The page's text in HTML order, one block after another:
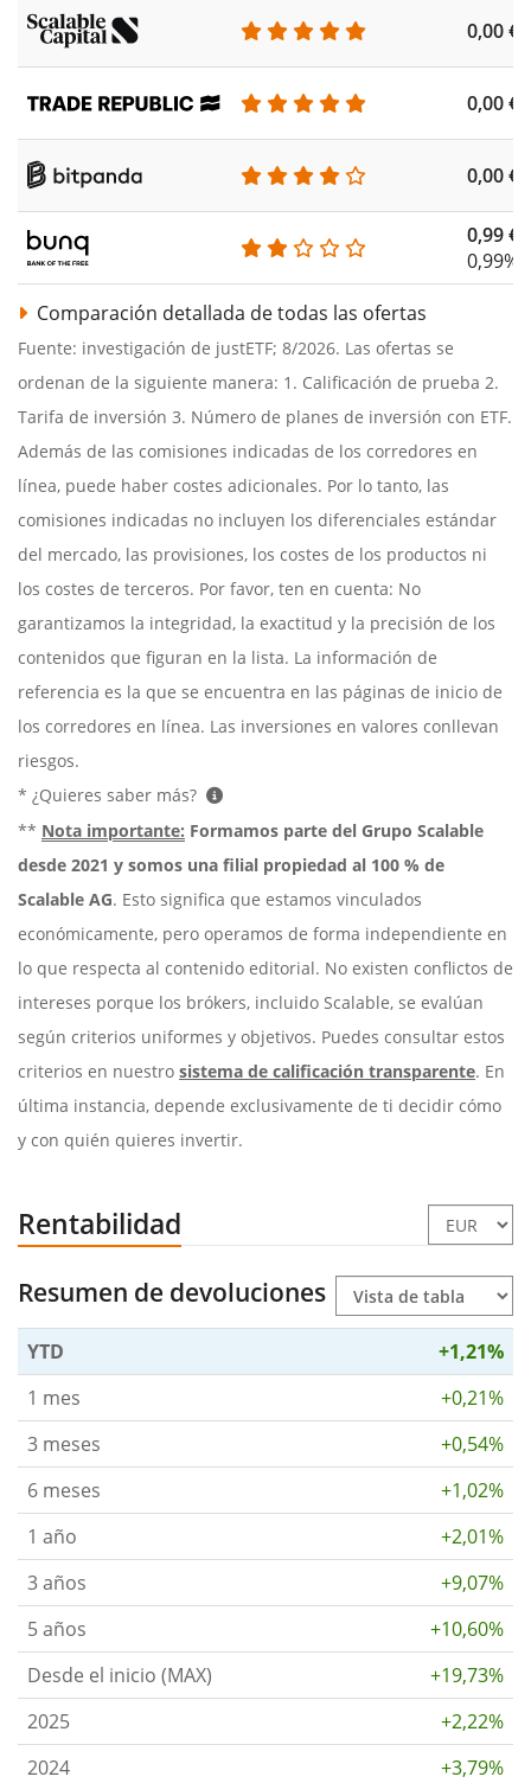
0,00 €
0,00 €
0,00 €
0,99 €
0,99%
Comparación detallada de todas las ofertas
Fuente: investigación de justETF; 8/2026. Las ofertas se
ordenan de la siguiente manera: 1. Calificación de prueba 2.
Tarifa de inversión 3. Número de planes de inversión con ETF.
Además de las comisiones indicadas de los corredores en
línea, puede haber costes adicionales. Por lo tanto, las
comisiones indicadas no incluyen los diferenciales estándar
del mercado, las provisiones, los costes de los productos ni
los costes de terceros. Por favor, ten en cuenta: No
garantizamos la integridad, la exactitud y la precisión de los
contenidos que figuran en la lista. La información de
referencia es la que se encuentra en las páginas de inicio de
los corredores en línea. Las inversiones en valores conllevan
riesgos.
* ¿Quieres saber más?
** Nota importante: Formamos parte del Grupo Scalable
desde 2021 y somos una filial propiedad al 100 % de
Scalable AG. Esto significa que estamos vinculados
económicamente, pero operamos de forma independiente en
lo que respecta al contenido editorial. No existen conflictos de
intereses porque los brókers, incluido Scalable, se evalúan
según criterios uniformes y objetivos. Puedes consultar estos
criterios en nuestro sistema de calificación transparente. En
última instancia, depende exclusivamente de ti decidir cómo
y con quién quieres invertir.
Rentabilidad
Resumen de devoluciones
YTD
+1,21%
1 mes
+0,21%
3 meses
+0,54%
6 meses
+1,02%
1 año
+2,01%
3 años
+9,07%
5 años
+10,60%
Desde el inicio (MAX)
+19,73%
2025
+2,22%
2024
+3,79%